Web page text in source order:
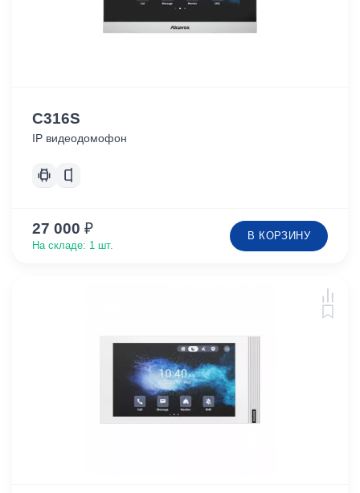
C316S
IP видеодомофон
27 000 ₽
На складе: 1 шт.
В КОРЗИНУ